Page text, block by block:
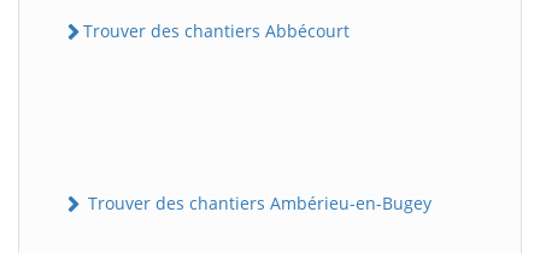
Trouver des chantiers Abbécourt
Trouver des chantiers Ambérieu-en-Bugey